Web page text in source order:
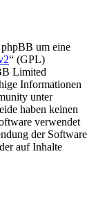
um eine
“ (GPL)
Limited
Informationen
unter
haben keinen
verwendet
der Software
auf Inhalte